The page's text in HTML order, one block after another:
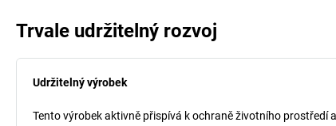
Trvale udržitelný rozvoj
Udržitelný výrobek
Tento výrobek aktivně přispívá k ochraně životního prostředí